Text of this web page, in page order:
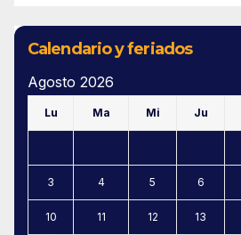
Calendario y feriados
Agosto 2026
Lu Ma Mi Ju
3 4 5 6
10 11 12 13